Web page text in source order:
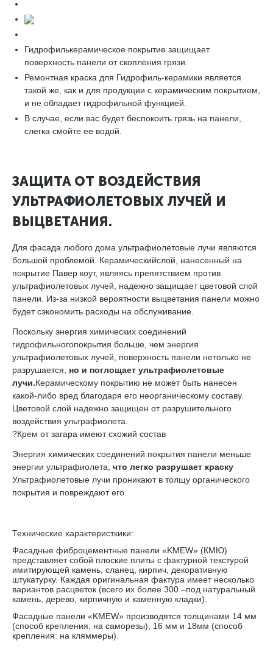
Гидрофилькерамическое покрытие защищает
поверхность панели от скопления грязи.
Ремонтная краска для Гидрофиль-керамики является
такой же, как и для продукции с керамическим покрытием,
и не обладает гидрофильной функцией.
В случае, если вас будет беспокоить грязь на панели,
слегка смойте ее водой.
ЗАЩИТА ОТ ВОЗДЕЙСТВИЯ
УЛЬТРАФИОЛЕТОВЫХ ЛУЧЕЙ И
ВЫЦВЕТАНИЯ.
Для фасада любого дома ультрафиолетовые лучи являются
большой проблемой. Керамическийслой, нанесенный на
покрытие Павер коут, являясь препятствием против
ультрафиолетовых лучей, надежно защищает цветовой слой
панели. Из-за низкой вероятности выцветания панели можно
будет сэкономить расходы на обслуживание.
Поскольку энергия химических соединений
гидрофильногопокрытия больше, чем энергия
ультрафиолетовых лучей, поверхность панели нетолько не
разрушается, но и поглощает ультрафиолетовые
лучи.Керамическому покрытию не может быть нанесен
какой-либо вред благодаря его неорганическому составу.
Цветовой слой надежно защищен от разрушительного
воздействия ультрафиолета.
?Крем от загара имеют схожий состав
Энергия химических соединений покрытия панели меньше
энергии ультрафиолета, что легко разрушает краску
Ультрафиолетовые лучи проникают в толщу органического
покрытия и повреждают его.
Технические характеристкики:
Фасадные фиброцементные панели «KMEW» (КМЮ)
представляет собой плоские плиты с фактурной текстурой
имитирующей камень, сланец, кирпич, декоративную
штукатурку. Каждая оригинальная фактура имеет несколько
вариантов расцветок (всего их более 300 –под натуральный
камень, дерево, кирпичную и каменную кладки).
Фасадные панели «KMEW» производятся толщинами 14 мм
(способ крепления: на саморезы), 16 мм и 18мм (способ
крепления: на кляммеры).